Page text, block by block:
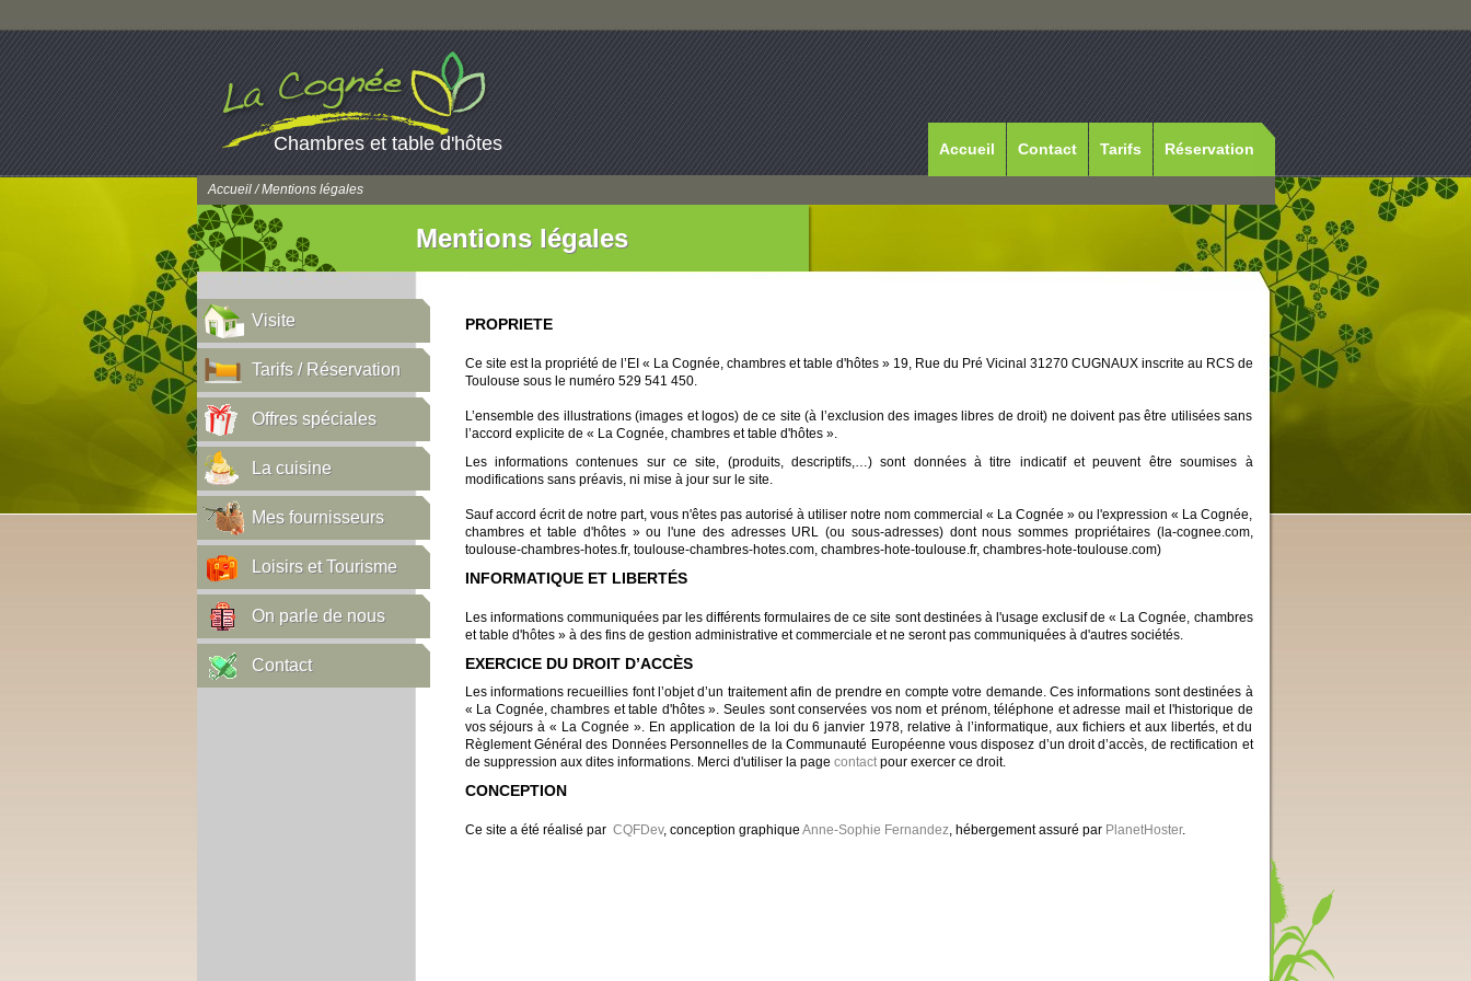
Chambres et table d'hôtes Accueil Contact Tarifs Réservation
Accueil/ Mentions légales
Mentions légales
Visite
Tarifs / Réservation
Offres spéciales
La cuisine
Mes fournisseurs
Loisirs et Tourisme
On parle de nous
Contact
PROPRIETE
Ce site est la propriété de l’EI « La Cognée, chambres et table d'hôtes » 19, Rue du Pré Vicinal 31270 CUGNAUX inscrite au RCS de
Toulouse sous le numéro 529 541 450.
L’ensemble des illustrations (images et logos) de ce site (à l’exclusion des images libres de droit) ne doivent pas être utilisées sans
l’accord explicite de « La Cognée, chambres et table d'hôtes ».
Les informations contenues sur ce site, (produits, descriptifs,…) sont données à titre indicatif et peuvent être soumises à
modifications sans préavis, ni mise à jour sur le site.
Sauf accord écrit de notre part, vous n'êtes pas autorisé à utiliser notre nom commercial « La Cognée » ou l'expression « La Cognée,
chambres et table d'hôtes » ou l'une des adresses URL (ou sous-adresses) dont nous sommes propriétaires (la-cognee.com,
toulouse-chambres-hotes.fr, toulouse-chambres-hotes.com, chambres-hote-toulouse.fr, chambres-hote-toulouse.com)
INFORMATIQUE ET LIBERTÉS
Les informations communiquées par les différents formulaires de ce site sont destinées à l'usage exclusif de « La Cognée, chambres
et table d'hôtes » à des fins de gestion administrative et commerciale et ne seront pas communiquées à d'autres sociétés.
EXERCICE DU DROIT D’ACCÈS
Les informations recueillies font l’objet d’un traitement afin de prendre en compte votre demande. Ces informations sont destinées à
« La Cognée, chambres et table d'hôtes ». Seules sont conservées vos nom et prénom, téléphone et adresse mail et l'historique de
vos séjours à « La Cognée ». En application de la loi du 6 janvier 1978, relative à l’informatique, aux fichiers et aux libertés, et du
Règlement Général des Données Personnelles de la Communauté Européenne vous disposez d’un droit d’accès, de rectification et
de suppression aux dites informations. Merci d'utiliser la page contactpour exercer ce droit.
CONCEPTION
Ce site a été réalisé par CQFDev, conception graphique Anne-Sophie Fernandez, hébergement assuré par PlanetHoster.